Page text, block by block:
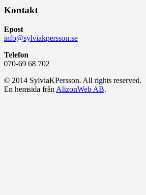
Kontakt
Epost
info@sylviakpersson.se
Telefon
070-69 68 702
© 2014 SylviaKPersson. All rights reserved.
En hemsida från AlizonWeb AB.